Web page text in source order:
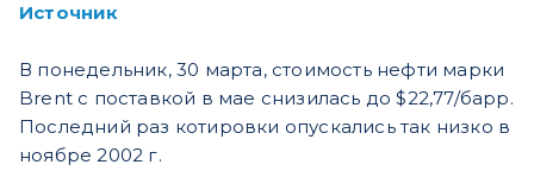
Источник
В понедельник, 30 марта, стоимость нефти марки
Brent с поставкой в мае снизилась до $22,77/барр.
Последний раз котировки опускались так низко в
ноябре 2002 г.